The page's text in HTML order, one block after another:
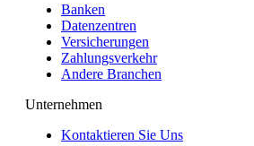
Banken
Datenzentren
Versicherungen
Zahlungsverkehr
Andere Branchen
Unternehmen
Kontaktieren Sie Uns